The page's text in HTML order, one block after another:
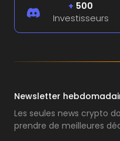
+ 500
Investisseurs
Newsletter
Les seules news crypto
prendre de meilleures